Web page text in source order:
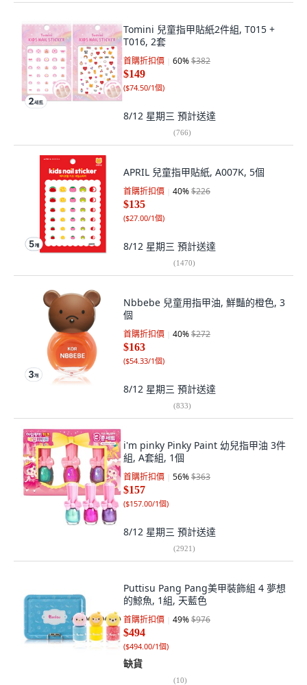
Tomini 兒童指甲貼紙2件組, T015 +
T016, 2套
首購折扣價 60%$382
$149
($74.50/1個)
8/12 星期三 預計送達
(766)
APRIL 兒童指甲貼紙, A007K, 5個
首購折扣價 40%$226
$135
($27.00/1個)
8/12 星期三 預計送達
(1470)
Nbbebe 兒童用指甲油, 鮮豔的橙色, 3
個
首購折扣價 40%$272
$163
($54.33/1個)
8/12 星期三 預計送達
(833)
i'm pinky Pinky Paint 幼兒指甲油 3件
組, A套組, 1個
首購折扣價 56%$363
$157
($157.00/1個)
8/12 星期三 預計送達
(2921)
Puttisu Pang Pang美甲裝飾組 4 夢想
的鯨魚, 1組, 天藍色
首購折扣價 49%$976
$494
($494.00/1個)
缺貨
(10)